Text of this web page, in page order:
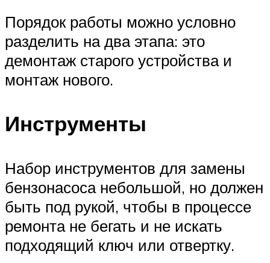
Порядок работы можно условно
разделить на два этапа: это
демонтаж старого устройства и
монтаж нового.
Инструменты
Набор инструментов для замены
бензонасоса небольшой, но должен
быть под рукой, чтобы в процессе
ремонта не бегать и не искать
подходящий ключ или отвертку.